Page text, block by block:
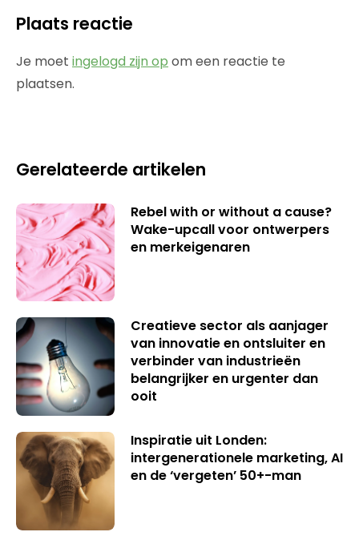
Plaats reactie
Je moet ingelogd zijn op om een reactie te
plaatsen.
Gerelateerde artikelen
Rebel with or without a cause?
Wake-upcall voor ontwerpers
en merkeigenaren
Creatieve sector als aanjager
van innovatie en ontsluiter en
verbinder van industrieën
belangrijker en urgenter dan
ooit
Inspiratie uit Londen:
intergenerationele marketing, AI
en de ‘vergeten’ 50+-man